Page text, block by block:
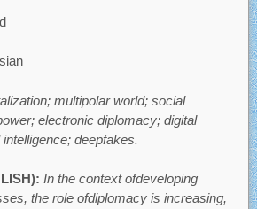
multipolar world; social
electronic diplomacy; digital
deepfakes.
In the context ofdeveloping
the role ofdiplomacy is increasing,